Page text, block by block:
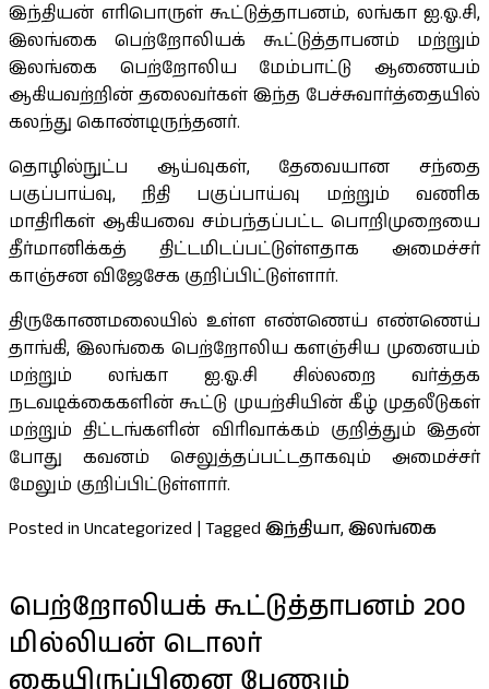
இந்தியன் எரிபொருள் கூட்டுத்தாபனம், லங்கா ஐ.ஓ.சி,
இலங்கை பெற்றோலியக் கூட்டுத்தாபனம் மற்றும்
இலங்கை பெற்றோலிய மேம்பாட்டு ஆணையம்
ஆகியவற்றின் தலைவர்கள் இந்த பேச்சுவார்த்தையில்
கலந்து கொண்டிருந்தனர்.
தொழில்நுட்ப ஆய்வுகள், தேவையான சந்தை
பகுப்பாய்வு, நிதி பகுப்பாய்வு மற்றும் வணிக
மாதிரிகள் ஆகியவை சம்பந்தப்பட்ட பொறிமுறையை
தீர்மானிக்கத் திட்டமிடப்பட்டுள்ளதாக அமைச்சர்
காஞ்சன விஜேசேக குறிப்பிட்டுள்ளார்.
திருகோணமலையில் உள்ள எண்ணெய் எண்ணெய்
தாங்கி, இலங்கை பெற்றோலிய களஞ்சிய முனையம்
மற்றும் லங்கா ஐ.ஓ.சி சில்லறை வர்த்தக
நடவடிக்கைகளின் கூட்டு முயற்சியின் கீழ் முதலீடுகள்
மற்றும் திட்டங்களின் விரிவாக்கம் குறித்தும் இதன்
போது கவனம் செலுத்தப்பட்டதாகவும் அமைச்சர்
மேலும் குறிப்பிட்டுள்ளார்.
Posted in Uncategorized | Tagged இந்தியா, இலங்கை
பெற்றோலியக் கூட்டுத்தாபனம் 200
மில்லியன் டொலர்
கையிருப்பினை பேணும்